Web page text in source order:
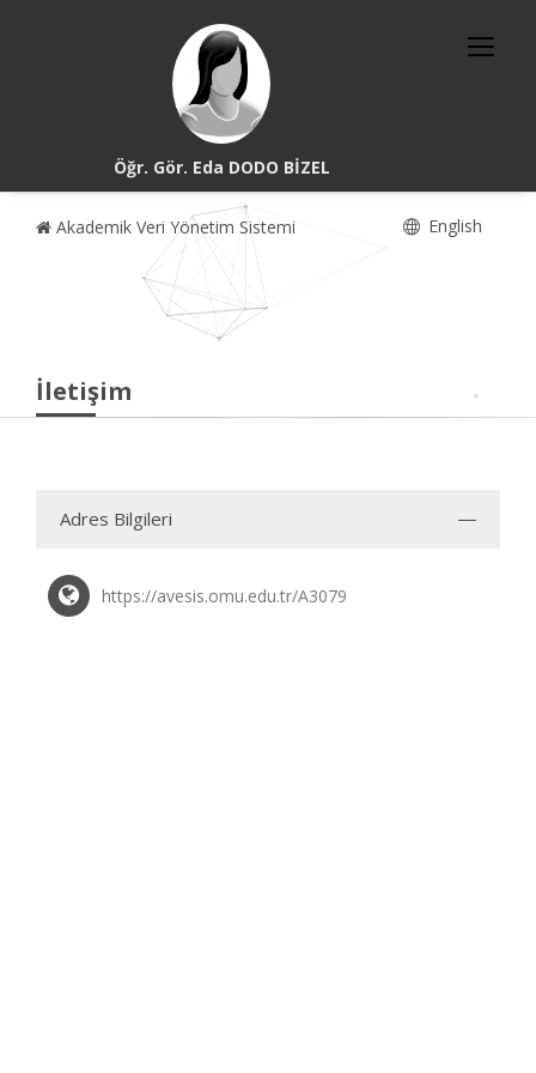
Öğr. Gör. Eda DODO BİZEL
Akademik Veri Yönetim Sistemi English
İletişim
Adres Bilgileri
https://avesis.omu.edu.tr/A3079